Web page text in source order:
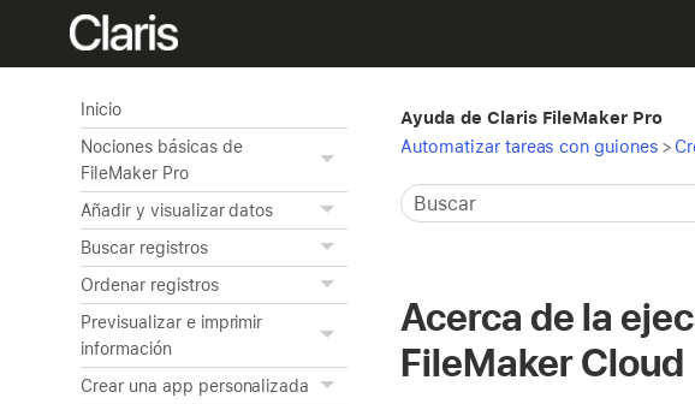
Inicio
Nociones básicas de
FileMaker Pro
Añadir y visualizar datos
Buscar registros
Ordenar registros
Previsualizar e imprimir
información
Crear una app personalizada
Ayuda de Claris FileMaker Pro
Automatizar tareas con guiones >
Acerca de la
FileMaker Cloud